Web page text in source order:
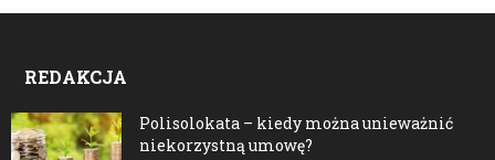
REDAKCJA
Polisolokata – kiedy można unieważnić
niekorzystną umowę?